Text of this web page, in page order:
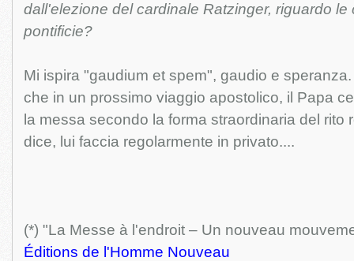
dall'elezione del cardinale Ratzinger, riguardo le
pontificie?
Mi ispira "gaudium et spem", gaudio e
che in un prossimo viaggio apostolico, il Papa
la messa secondo la forma straordinaria del rito
dice, lui faccia regolarmente in privato....
(*) "La Messe à l'endroit – Un nouveau
Éditions de l'Homme Nouveau